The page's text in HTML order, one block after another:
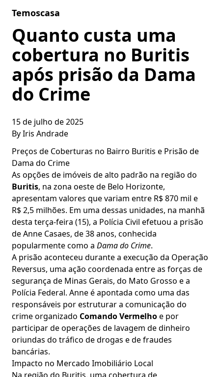
Temoscasa
Quanto custa uma
cobertura no Buritis
após prisão da Dama
do Crime
15 de julho de 2025
ByIris Andrade
Preços de Coberturas no Bairro Buritis e Prisão de
Dama do Crime
As opções de imóveis de alto padrão na região do
Buritis, na zona oeste de Belo Horizonte,
apresentam valores que variam entre R$ 870 mil e
R$ 2,5 milhões. Em uma dessas unidades, na manhã
desta terça-feira (15), a Polícia Civil efetuou a prisão
de Anne Casaes, de 38 anos, conhecida
popularmente como a Dama do Crime.
A prisão aconteceu durante a execução da Operação
Reversus, uma ação coordenada entre as forças de
segurança de Minas Gerais, do Mato Grosso e a
Polícia Federal. Anne é apontada como uma das
responsáveis por estruturar a comunicação do
crime organizado Comando Vermelhoe por
participar de operações de lavagem de dinheiro
oriundas do tráfico de drogas e de fraudes
bancárias.
Impacto no Mercado Imobiliário Local